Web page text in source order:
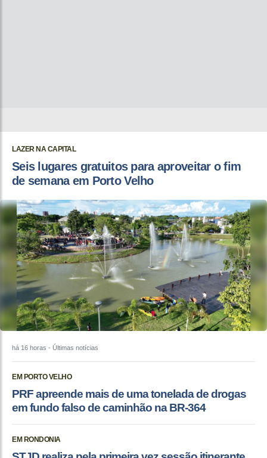
LAZER NA CAPITAL
Seis lugares gratuitos para aproveitar o fim
de semana em Porto Velho
há 16 horas - Últimas notícias
EM PORTO VELHO
PRF apreende mais de uma tonelada de drogas
em fundo falso de caminhão na BR-364
EM RONDONIA